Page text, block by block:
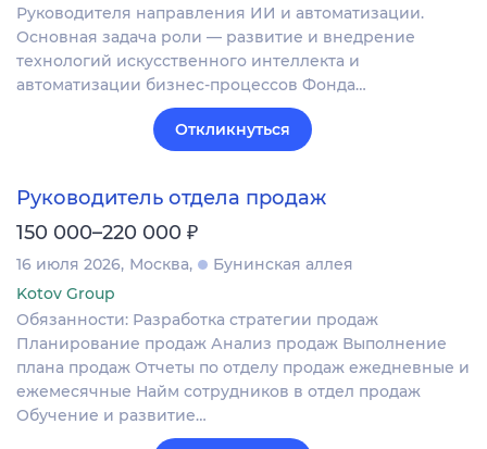
Руководителя направления ИИ и автоматизации.
Основная задача роли — развитие и внедрение
технологий искусственного интеллекта и
автоматизации бизнес-процессов Фонда…
Откликнуться
Руководитель отдела продаж
150 000–220 000 ₽
16 июля 2026 Москва
Бунинская аллея
Kotov Group
Обязанности: Разработка стратегии продаж
Планирование продаж Анализ продаж Выполнение
плана продаж Отчеты по отделу продаж ежедневные и
ежемесячные Найм сотрудников в отдел продаж
Обучение и развитие…